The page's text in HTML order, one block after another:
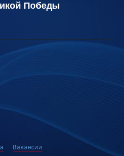
Победы
Вакансии